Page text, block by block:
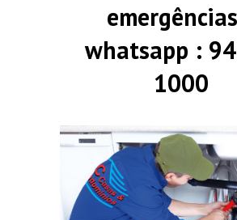
whatsapp :
1000